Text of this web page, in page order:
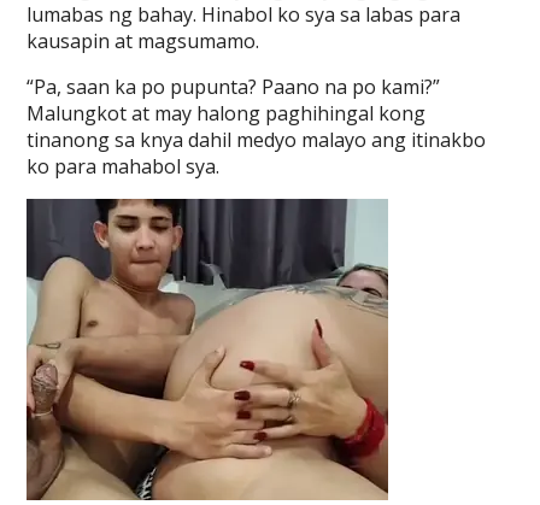
lumabas ng bahay. Hinabol ko sya sa labas para
kausapin at magsumamo.
“Pa, saan ka po pupunta? Paano na po kami?”
Malungkot at may halong paghihingal kong
tinanong sa knya dahil medyo malayo ang itinakbo
ko para mahabol sya.